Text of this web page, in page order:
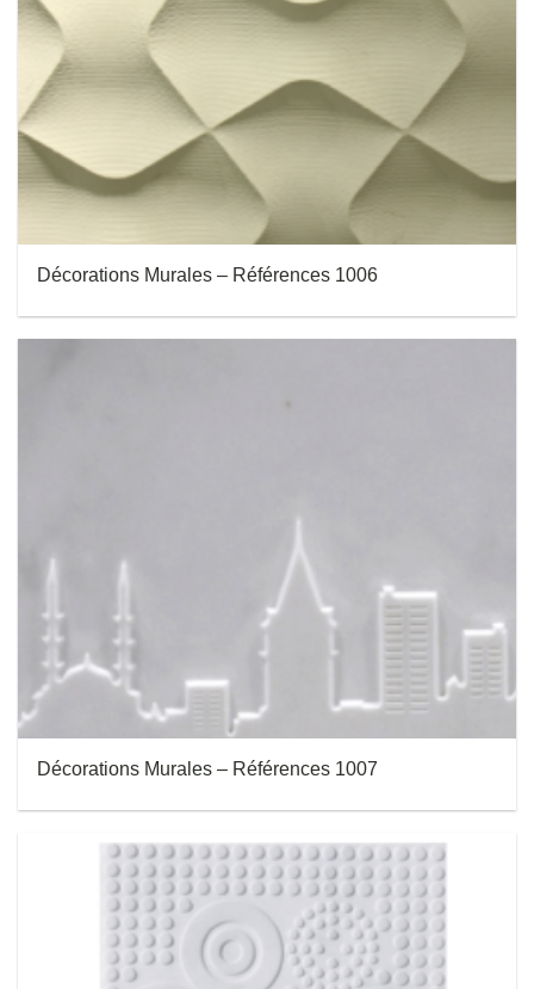
Décorations Murales – Références 1006
Décorations Murales – Références 1007